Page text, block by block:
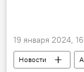
19 января 2024,
Новости